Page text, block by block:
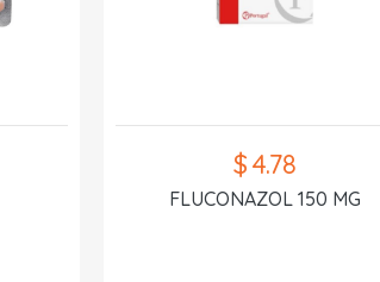
$ 4.78
FLUCONAZOL 150 MG